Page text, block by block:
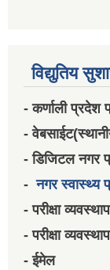
विद्युतिय
- कर्णाली प्रदेश
-
- डिजिटल नगर
-नगर स्वास्थ्य
- परीक्षा
- परीक्षा
- ईमेल